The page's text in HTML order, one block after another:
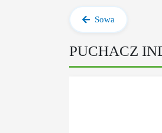
Sowa
PUCHACZ